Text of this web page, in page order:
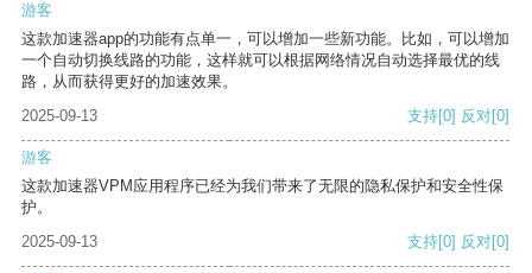
游客
这款加速器app的功能有点单一，可以增加一些新功能。比如，可以增加
一个自动切换线路的功能，这样就可以根据网络情况自动选择最优的线
路，从而获得更好的加速效果。
2025-09-13
支持[0] 反对[0]
游客
这款加速器VPM应用程序已经为我们带来了无限的隐私保护和安全性保
护。
2025-09-13
支持[0] 反对[0]